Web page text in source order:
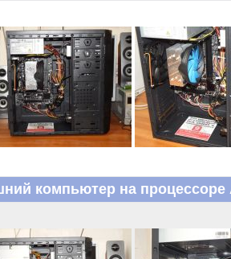
компьютер на процессоре